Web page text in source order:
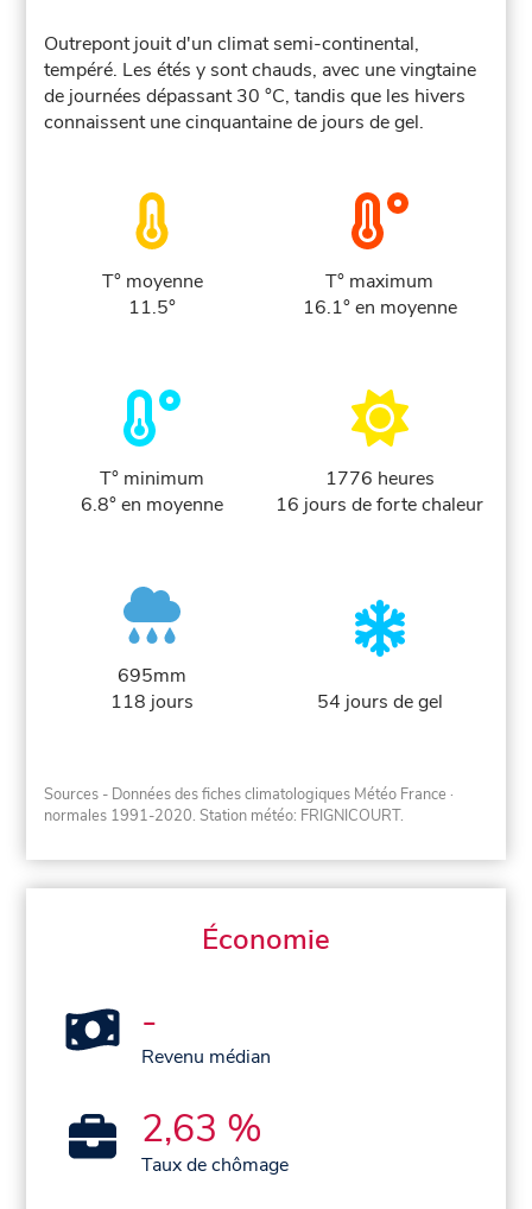
Outrepont jouit d'un climat semi-continental,
tempéré. Les étés y sont chauds, avec une vingtaine
de journées dépassant 30 °C, tandis que les hivers
connaissent une cinquantaine de jours de gel.
T° moyenne
11.5°
T° maximum
16.1° en moyenne
T° minimum
6.8° en moyenne
1776 heures
16 jours de forte chaleur
695mm
118 jours
54 jours de gel
Sources - Données des fiches climatologiques Météo France ·
normales 1991-2020. Station météo: FRIGNICOURT.
Économie
-
Revenu médian
2,63 %
Taux de chômage